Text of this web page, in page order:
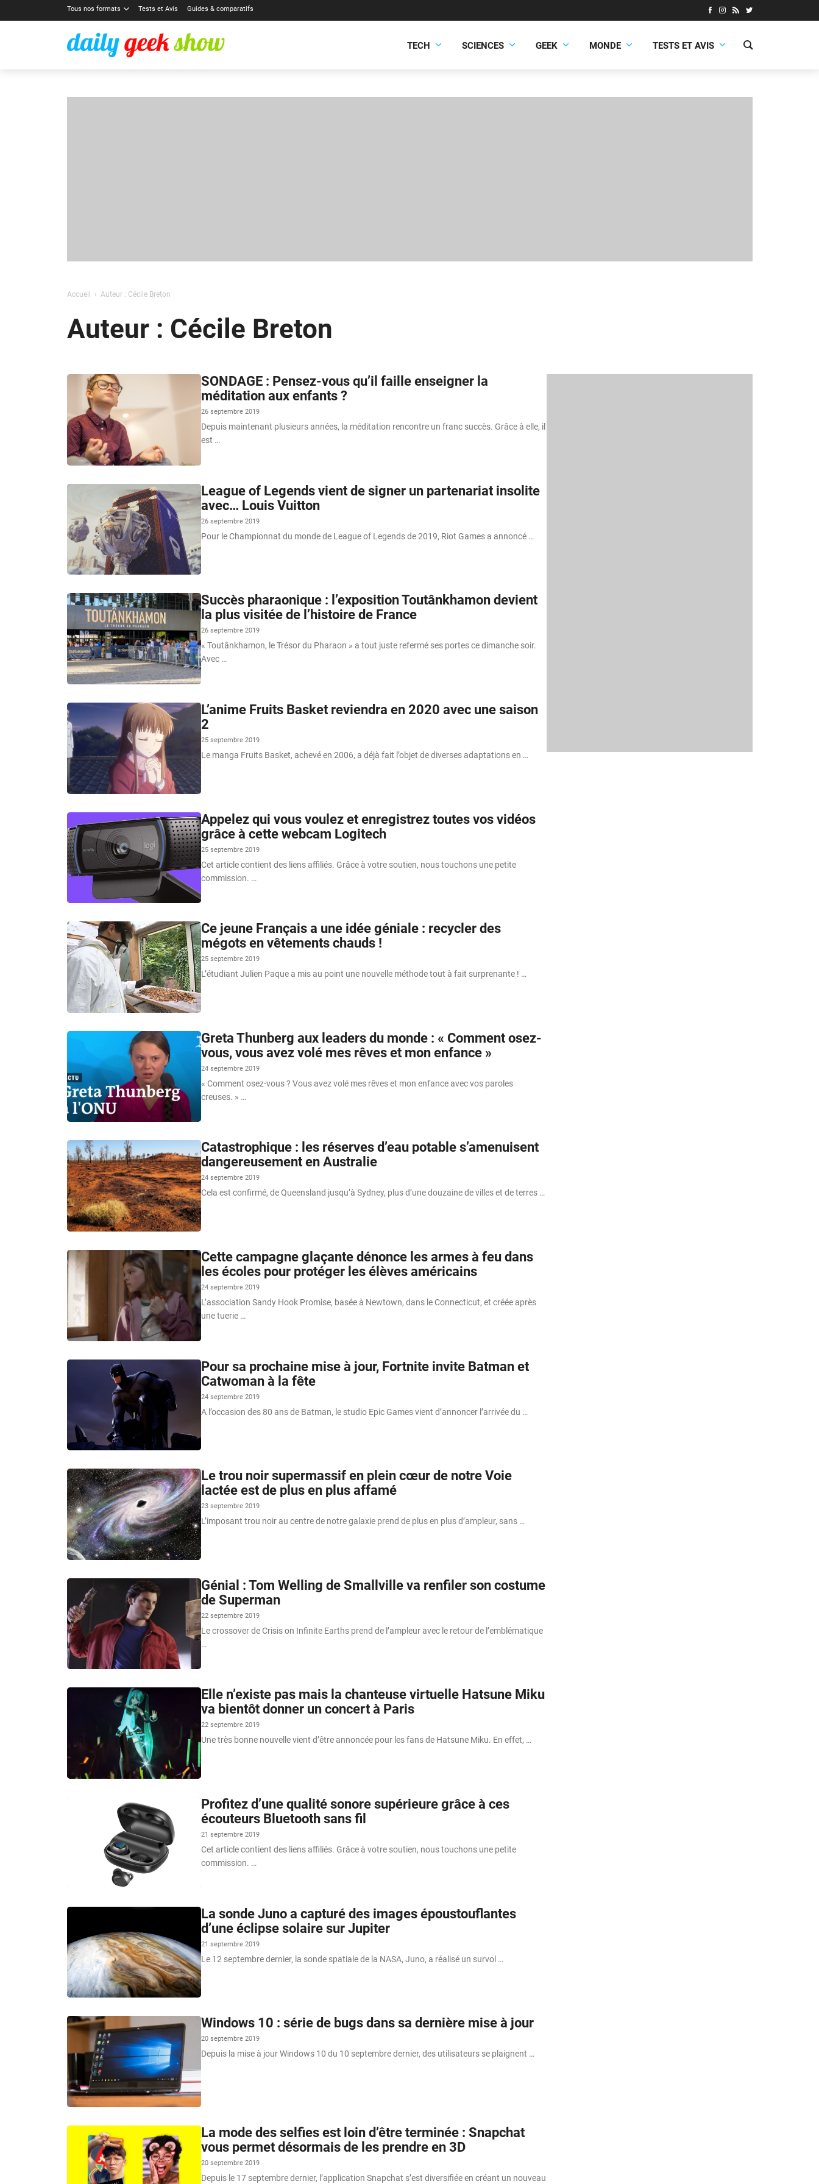
Tous nos formats Tests et Avis Guides & comparatifs
TECH SCIENCES GEEK MONDE TESTS ET AVIS
Accueil Auteur : Cécile Breton
Auteur : Cécile Breton
SONDAGE : Pensez-vous qu’il faille enseigner la
méditation aux enfants ?
26 septembre 2019
Depuis maintenant plusieurs années, la méditation rencontre un franc succès. Grâce à elle, il
est …
League of Legends vient de signer un partenariat insolite
avec… Louis Vuitton
26 septembre 2019
Pour le Championnat du monde de League of Legends de 2019, Riot Games a annoncé …
Succès pharaonique : l’exposition Toutânkhamon devient
la plus visitée de l’histoire de France
26 septembre 2019
« Toutânkhamon, le Trésor du Pharaon » a tout juste refermé ses portes ce dimanche soir.
Avec …
L’anime Fruits Basket reviendra en 2020 avec une saison
2
25 septembre 2019
Le manga Fruits Basket, achevé en 2006, a déjà fait l’objet de diverses adaptations en …
Appelez qui vous voulez et enregistrez toutes vos vidéos
grâce à cette webcam Logitech
25 septembre 2019
Cet article contient des liens affiliés. Grâce à votre soutien, nous touchons une petite
commission. …
Ce jeune Français a une idée géniale : recycler des
mégots en vêtements chauds !
25 septembre 2019
L’étudiant Julien Paque a mis au point une nouvelle méthode tout à fait surprenante ! …
Greta Thunberg aux leaders du monde : « Comment osez-
vous, vous avez volé mes rêves et mon enfance »
24 septembre 2019
« Comment osez-vous ? Vous avez volé mes rêves et mon enfance avec vos paroles
creuses. » …
Catastrophique : les réserves d’eau potable s’amenuisent
dangereusement en Australie
24 septembre 2019
Cela est confirmé, de Queensland jusqu’à Sydney, plus d’une douzaine de villes et de terres …
Cette campagne glaçante dénonce les armes à feu dans
les écoles pour protéger les élèves américains
24 septembre 2019
L’association Sandy Hook Promise, basée à Newtown, dans le Connecticut, et créée après
une tuerie …
Pour sa prochaine mise à jour, Fortnite invite Batman et
Catwoman à la fête
24 septembre 2019
A l’occasion des 80 ans de Batman, le studio Epic Games vient d’annoncer l’arrivée du …
Le trou noir supermassif en plein cœur de notre Voie
lactée est de plus en plus affamé
23 septembre 2019
L’imposant trou noir au centre de notre galaxie prend de plus en plus d’ampleur, sans …
Génial : Tom Welling de Smallville va renfiler son costume
de Superman
22 septembre 2019
Le crossover de Crisis on Infinite Earths prend de l’ampleur avec le retour de l’emblématique
…
Elle n’existe pas mais la chanteuse virtuelle Hatsune Miku
va bientôt donner un concert à Paris
22 septembre 2019
Une très bonne nouvelle vient d’être annoncée pour les fans de Hatsune Miku. En effet, …
Profitez d’une qualité sonore supérieure grâce à ces
écouteurs Bluetooth sans fil
21 septembre 2019
Cet article contient des liens affiliés. Grâce à votre soutien, nous touchons une petite
commission. …
La sonde Juno a capturé des images époustouflantes
d’une éclipse solaire sur Jupiter
21 septembre 2019
Le 12 septembre dernier, la sonde spatiale de la NASA, Juno, a réalisé un survol …
Windows 10 : série de bugs dans sa dernière mise à jour
20 septembre 2019
Depuis la mise à jour Windows 10 du 10 septembre dernier, des utilisateurs se plaignent …
La mode des selfies est loin d’être terminée : Snapchat
vous permet désormais de les prendre en 3D
20 septembre 2019
Depuis le 17 septembre dernier, l’application Snapchat s’est diversifiée en créant un nouveau